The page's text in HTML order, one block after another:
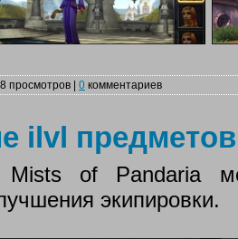
просмотров | 0 комментариев
ilvl
of Pandaria
экипировки.